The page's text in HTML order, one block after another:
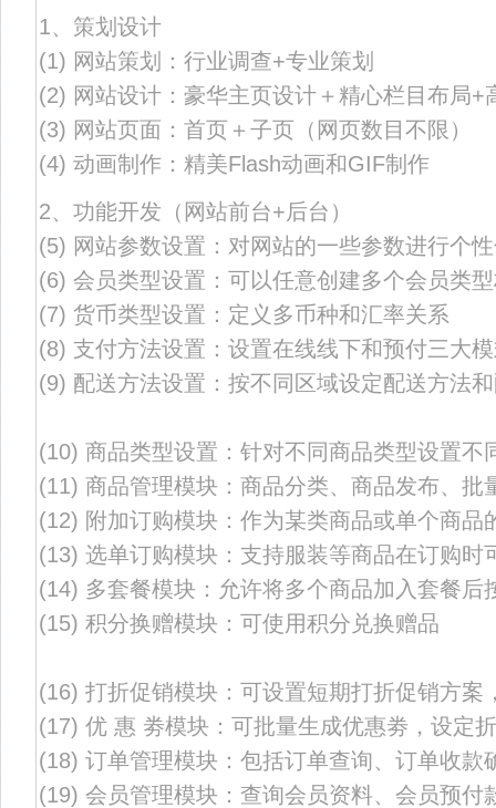
1、策划设计
(1) 网站策划：行业调查+专业策划
(2) 网站设计：豪华主页设计＋精心栏目布局+
(3) 网站页面：首页＋子页（网页数目不限）
(4) 动画制作：精美Flash动画和GIF制作
2、功能开发 （网站前台+后台）
(5) 网站参数设置：对网站的一些参数进行个
(6) 会员类型设置：可以任意创建多个会员类
(7) 货币类型设置：定义多币种和汇率关系
(8) 支付方法设置：设置在线线下和预付三大
(9) 配送方法设置：按不同区域设定配送方法
(10) 商品类型设置：针对不同商品类型设置不
(11) 商品管理模块：商品分类、商品发布、批
(12) 附加订购模块：作为某类商品或单个商品
(13) 选单订购模块：支持服装等商品在订购时
(14) 多套餐模块：允许将多个商品加入套餐后
(15) 积分换赠模块：可使用积分兑换赠品
(16) 打折促销模块：可设置短期打折促销方案
(17) 优 惠 劵模块：可批量生成优惠劵，设定
(18) 订单管理模块：包括订单查询、订单收款
(19) 会员管理模块：查询会员资料、会员预付